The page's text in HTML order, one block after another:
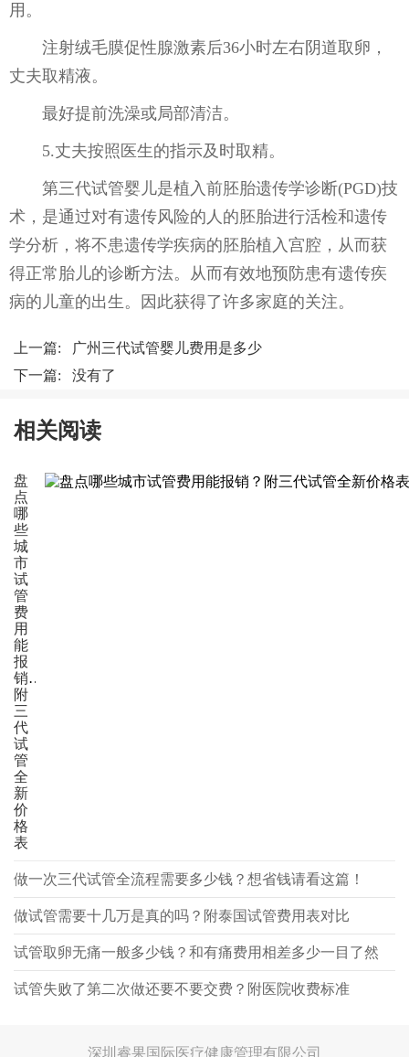
用。
注射绒毛膜促性腺激素后36小时左右阴道取卵，
丈夫取精液。
最好提前洗澡或局部清洁。
5.丈夫按照医生的指示及时取精。
第三代试管婴儿是植入前胚胎遗传学诊断(PGD)技
术，是通过对有遗传风险的人的胚胎进行活检和遗传
学分析，将不患遗传学疾病的胚胎植入宫腔，从而获
得正常胎儿的诊断方法。从而有效地预防患有遗传疾
病的儿童的出生。因此获得了许多家庭的关注。
上一篇:
广州三代试管婴儿费用是多少
下一篇: 没有了
相关阅读
盘
点
哪
些
城
市
试
管
费
用
能
报
销？
附
三
代
试
管
全
新
价
格
表
做一次三代试管全流程需要多少钱？想省钱请看这篇！
做试管需要十几万是真的吗？附泰国试管费用表对比
试管取卵无痛一般多少钱？和有痛费用相差多少一目了然
试管失败了第二次做还要不要交费？附医院收费标准
深圳睿果国际医疗健康管理有限公司